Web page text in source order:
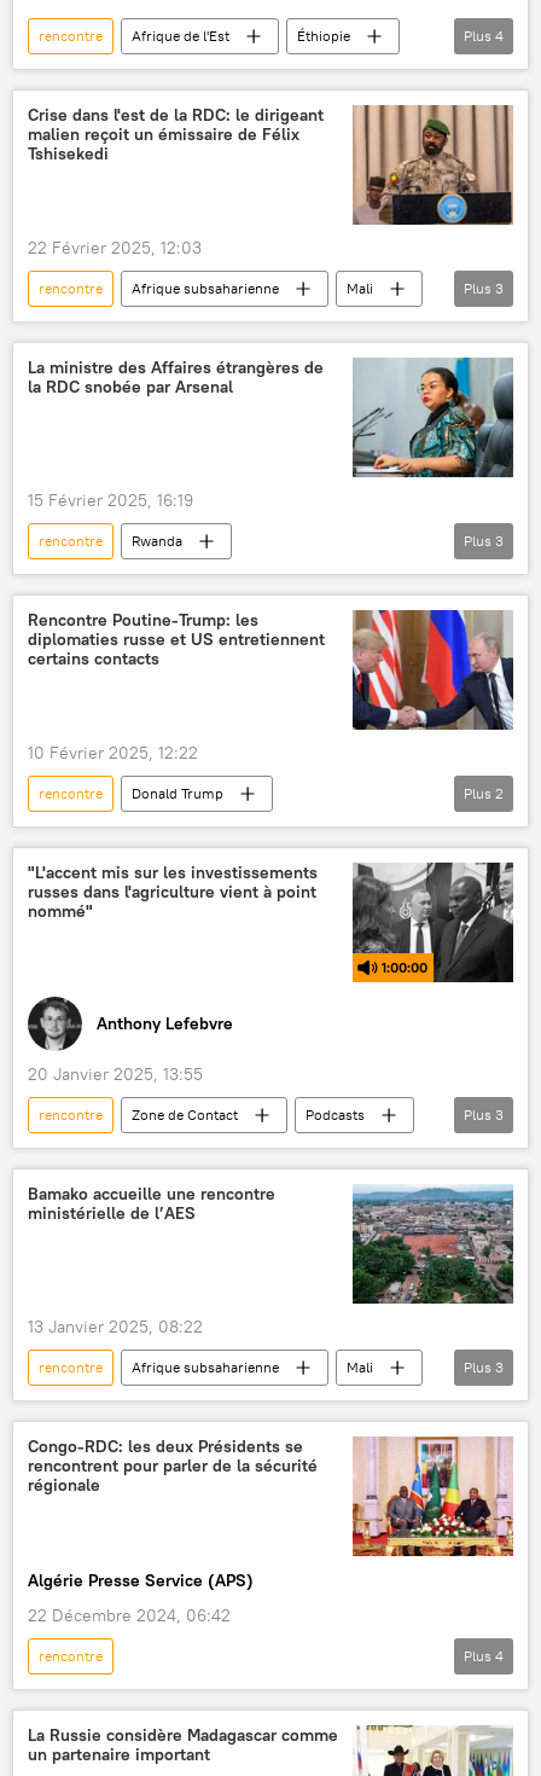
rencontre Afrique de l'Est
Éthiopie
Algérie
énergie
investissements
ministre
Plus 4
Crise dans l'est de la RDC: le dirigeant
malien reçoit un émissaire de Félix
Tshisekedi
22 Février 2025, 12:03
rencontre Afrique subsaharienne
Mali
République démocratique du Congo (RDC)
M23
ministre
Plus 3
La ministre des Affaires étrangères de
la RDC snobée par Arsenal
15 Février 2025, 16:19
rencontre
Rwanda
République démocratique du Congo (RDC)
Arsenal
partenariat
Plus 3
Rencontre Poutine-Trump: les
diplomaties russe et US entretiennent
certains contacts
10 Février 2025, 12:22
rencontre
Donald Trump
Vladimir Poutine
Russie États-Unis
Plus 2
"L'accent mis sur les investissements
russes dans l'agriculture vient à point
nommé"
1:00:00
Anthony Lefebvre
20 Janvier 2025, 13:55
rencontre Zone de Contact
Podcasts
Vladimir Poutine
Faustin-Archange Touadéra
République centrafricaine
Plus 3
Bamako accueille une rencontre
ministérielle de l’AES
13 Janvier 2025, 08:22
rencontre Afrique subsaharienne
Mali
Alliance des États du Sahel (AES)
Niger
Burkina Faso
Plus 3
Congo-RDC: les deux Présidents se
rencontrent pour parler de la sécurité
régionale
Algérie Presse Service (APS)
22 Décembre 2024, 06:42
rencontre
République démocratique du Congo (RDC)
Félix Tshisekedi
Denis Sassou-Nguesso
République du Congo
Plus 4
La Russie considère Madagascar comme
un partenaire important